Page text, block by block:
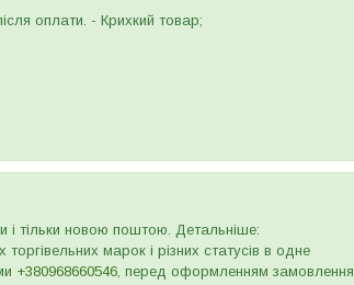
оплати. - Крихкий товар;
тільки новою поштою. Детальніше:
марок і різних статусів в одне
+380968660546 , перед оформленням замовлення.